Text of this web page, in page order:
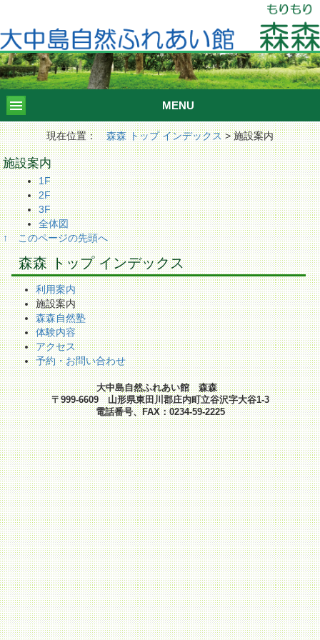
MENU
現在位置：森森 トップ インデックス> 施設案内
施設案内
1F
2F
3F
全体図
↑ このページの先頭へ
森森 トップ インデックス
利用案内
施設案内
森森自然塾
体験内容
アクセス
予約・お問い合わせ
大中島自然ふれあい館 森森
〒999-6609 山形県東田川郡庄内町立谷沢字大谷1-3
電話番号、FAX：0234-59-2225